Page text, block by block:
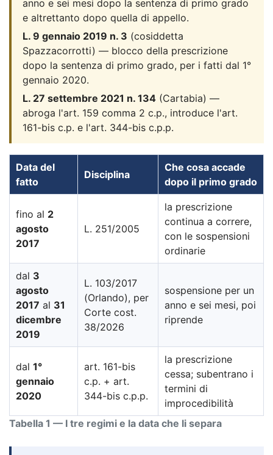
anno e sei mesi dopo la sentenza di primo grado
e altrettanto dopo quella di appello.
L. 9 gennaio 2019 n. 3 (cosiddetta
Spazzacorrotti) — blocco della prescrizione
dopo la sentenza di primo grado, per i fatti dal 1°
gennaio 2020.
L. 27 settembre 2021 n. 134 (Cartabia) —
abroga l'art. 159 comma 2 c.p., introduce l'art.
161-bis c.p. e l'art. 344-bis c.p.p.
Tabella 1 — I tre regimi e la data che li separa
Data del
fatto
Disciplina
Che cosa accade
dopo il primo grado
fino al 2
agosto
2017
L. 251/2005
la prescrizione
continua a correre,
con le sospensioni
ordinarie
dal 3
agosto
2017 al 31
dicembre
2019
L. 103/2017
(Orlando), per
Corte cost.
38/2026
sospensione per un
anno e sei mesi, poi
riprende
dal 1°
gennaio
2020
art. 161-bis
c.p. + art.
344-bis c.p.p.
la prescrizione
cessa; subentrano i
termini di
improcedibilità